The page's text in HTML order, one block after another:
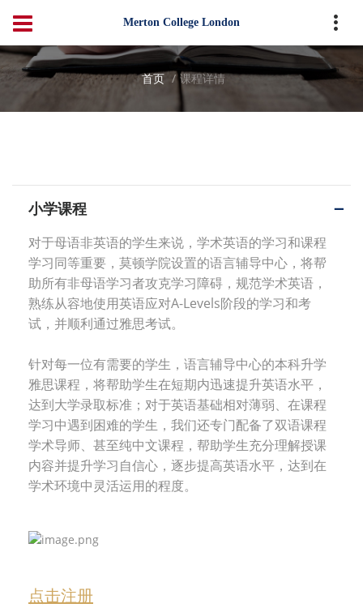
Merton College London
首页 课程详情
小学课程
对于母语非英语的学生来说，学术英语的学习和课程
学习同等重要，莫顿学院设置的语言辅导中心，将帮
助所有非母语学习者攻克学习障碍，规范学术英语，
熟练从容地使用英语应对A-Levels阶段的学习和考
试，并顺利通过雅思考试。
针对每一位有需要的学生，语言辅导中心的本科升学
雅思课程，将帮助学生在短期内迅速提升英语水平，
达到大学录取标准；对于英语基础相对薄弱、在课程
学习中遇到困难的学生，我们还专门配备了双语课程
学术导师、甚至纯中文课程，帮助学生充分理解授课
内容并提升学习自信心， 逐步提高英语水平，达到在
学术环境中灵活运用的程度。
点击注册